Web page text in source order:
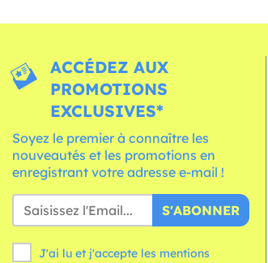
ACCÉDEZ AUX
PROMOTIONS
EXCLUSIVES*
Soyez le premier à connaître les
nouveautés et les promotions en
enregistrant votre adresse e-mail !
S'ABONNER
J'ai lu et j'accepte les mentions